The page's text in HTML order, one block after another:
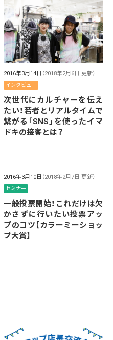
2016年3月14日 （2018年2月6日 更新）
インタビュー
次世代にカルチャーを伝え
たい！若者とリアルタイムで
繋がる「SNS」を使ったイマ
ドキの接客とは？
2016年3月10日 （2018年2月7日 更新）
セミナー
一般投票開始！これだけは欠
かさずに行いたい投票アッ
プのコツ【カラーミーショッ
プ大賞】